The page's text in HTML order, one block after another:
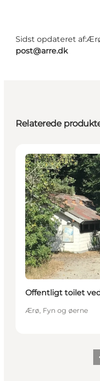
Sidst opdateret af:
post@arre.dk
Relaterede
Service og
Offentligt toilet
Ærø, Fyn og øerne